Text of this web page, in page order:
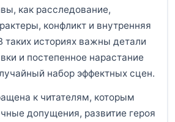
как расследование,
конфликт и внутренняя
таких историях важны детали
и постепенное нарастание
набор эффектных сцен.
к читателям, которым
допущения, развитие героя